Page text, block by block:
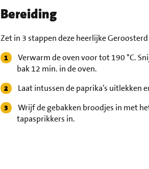
Bereiding
Zet in 3 stappen deze heerlijke
Verwarm de oven voor tot 190 °C.
bak 12 min. in de oven.
Laat intussen de paprika’s uitlekken
Wrijf de gebakken broodjes in met
tapasprikkers in.